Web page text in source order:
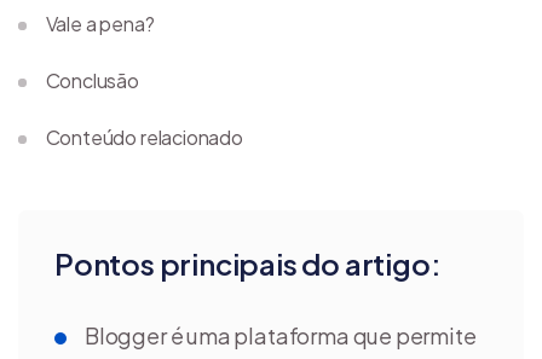
Pontos principais do artigo:
Blogger é uma plataforma que permite
Vale a pena?
Conclusão
Conteúdo relacionado